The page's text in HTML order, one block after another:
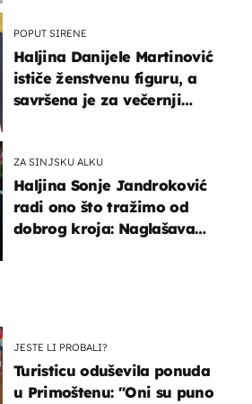
JESTE LI PROBALI?
Turisticu oduševila ponuda
u Primoštenu: "Oni su puno
POPUT SIRENE
Haljina Danijele Martinović
ističe ženstvenu figuru, a
savršena je za večernji
ZA SINJSKU ALKU
Haljina Sonje Jandroković
radi ono što tražimo od
dobrog kroja: Naglašava